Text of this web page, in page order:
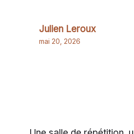
Julien Leroux
mai 20, 2026